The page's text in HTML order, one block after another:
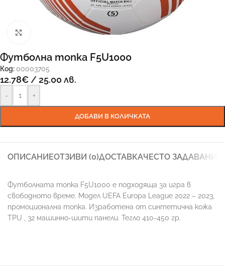
Футболна топка F5U1000
Код: 00003705
12.78€ / 25.00 лв.
- +
ДОБАВИ В КОЛИЧКАТА
ОПИСАНИЕОТЗИВИ (0)ДОСТАВКАЧЕСТО ЗАДАВАНИ
Футболната топка F5U1000 е подходяща за игра в
свободното време. Модел UEFA Europa League 2022 – 2023,
промоционална топка. Изработена от синтетична кожа
TPU , 32 машинно-шити панели. Тегло 410-450 гр.